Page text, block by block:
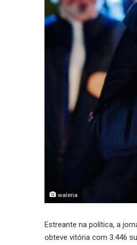
waleria
Estreante na política, a
obteve vitória com 3.446